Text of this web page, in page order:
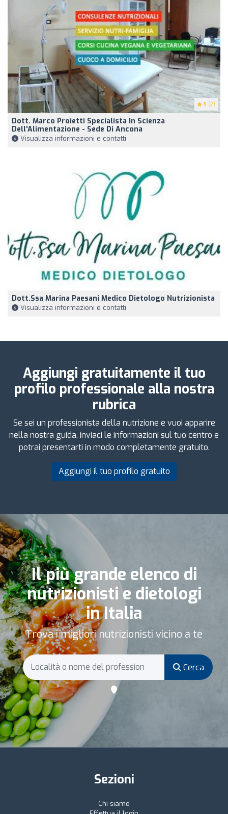
5 (2)
Dott. Marco Proietti Specialista In Scienza
Dell'Alimentazione - Sede Di Ancona
Visualizza informazioni e contatti
Dott.ssa Marina Paesani Medico Dietologo Nutrizionista
Visualizza informazioni e contatti
Aggiungi gratuitamente il tuo
profilo professionale alla nostra
rubrica
Se sei un professionista della nutrizione e vuoi apparire
nella nostra guida, inviaci le informazioni sul tuo centro e
potrai presentarti in modo completamente gratuito.
Aggiungi il tuo profilo gratuito
Il più grande elenco di
nutrizionisti e dietologi
in Italia
Trova i migliori nutrizionisti vicino a te
Cerca
Sezioni
Chi siamo